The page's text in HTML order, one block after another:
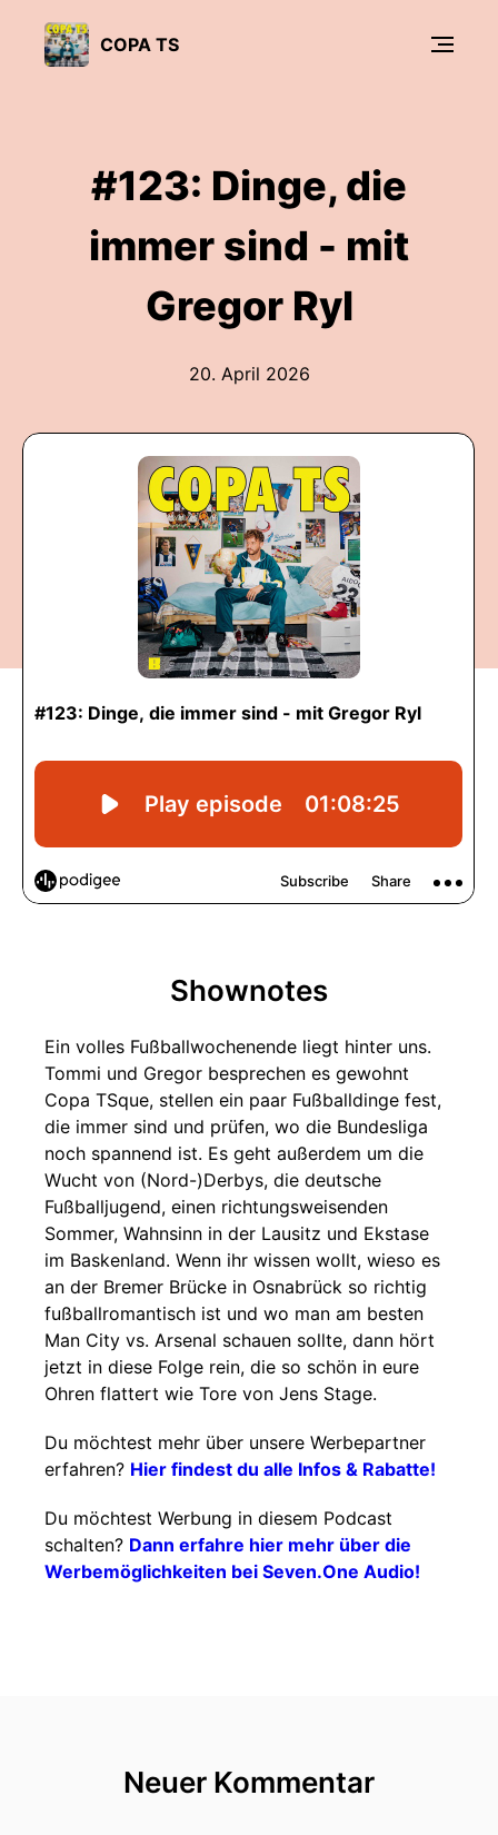
COPA TS
#123: Dinge, die
immer sind - mit
Gregor Ryl
20. April 2026
Shownotes
Ein volles Fußballwochenende liegt hinter uns.
Tommi und Gregor besprechen es gewohnt
Copa TSque, stellen ein paar Fußballdinge fest,
die immer sind und prüfen, wo die Bundesliga
noch spannend ist. Es geht außerdem um die
Wucht von (Nord-)Derbys, die deutsche
Fußballjugend, einen richtungsweisenden
Sommer, Wahnsinn in der Lausitz und Ekstase
im Baskenland. Wenn ihr wissen wollt, wieso es
an der Bremer Brücke in Osnabrück so richtig
fußballromantisch ist und wo man am besten
Man City vs. Arsenal schauen sollte, dann hört
jetzt in diese Folge rein, die so schön in eure
Ohren flattert wie Tore von Jens Stage.
Du möchtest mehr über unsere Werbepartner
erfahren? Hier findest du alle Infos & Rabatte!
Du möchtest Werbung in diesem Podcast
schalten? Dann erfahre hier mehr über die
Werbemöglichkeiten bei Seven.One Audio!
Neuer Kommentar